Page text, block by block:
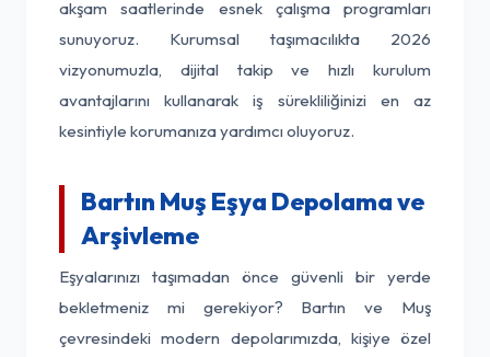
akşam saatlerinde esnek çalışma programları
sunuyoruz. Kurumsal taşımacılıkta 2026
vizyonumuzla, dijital takip ve hızlı kurulum
avantajlarını kullanarak iş sürekliliğinizi en az
kesintiyle korumanıza yardımcı oluyoruz.
Bartın Muş Eşya Depolama ve
Arşivleme
Eşyalarınızı taşımadan önce güvenli bir yerde
bekletmeniz mi gerekiyor? Bartın ve Muş
çevresindeki modern depolarımızda, kişiye özel